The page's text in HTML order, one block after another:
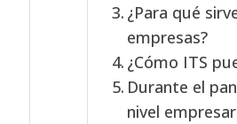
¿Para qué
empresas?
¿Cómo ITS
Durante el
nivel